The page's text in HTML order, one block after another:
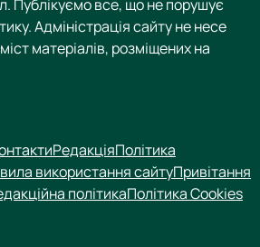
Публікуємо все, що не порушує
Адміністрація сайту не несе
матеріалів, розміщених на
РедакціяПолітика
використання сайтуПривітання
політикаПолітика Cookies